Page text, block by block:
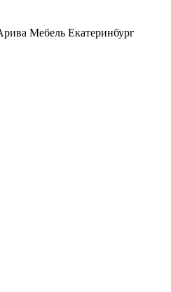
Мебель Екатеринбург